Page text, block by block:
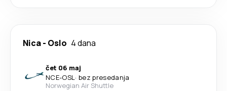
Nica- Oslo 4 dana
čet 06 maj
NCE-OSL· bez presedanja
Norwegian Air Shuttle